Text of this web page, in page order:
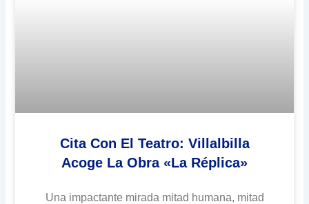
Cita Con El Teatro: Villalbilla
Acoge La Obra «La Réplica»
Una impactante mirada mitad humana, mitad